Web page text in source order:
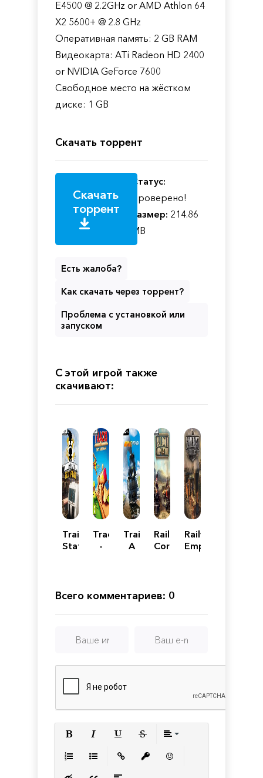
E4500 @ 2.2GHz or AMD Athlon 64
X2 5600+ @ 2.8 GHz
Оперативная память: 2 GB RAM
Видеокарта: ATi Radeon HD 2400
or NVIDIA GeForce 7600
Свободное место на жёстком
диске: 1 GB
Скачать торрент
Скачать
торрент
Статус:
Проверено!
Размер: 214.86
MB
Есть жалоба?
Как скачать через торрент?
Проблема с установкой или
запуском
С этой игрой также
скачивают:
Train
Station
Tracks
-
Open
Train
Game
Trainz:
A
Railroad
Corporation
Railway
Empire
Всего комментариев: 0